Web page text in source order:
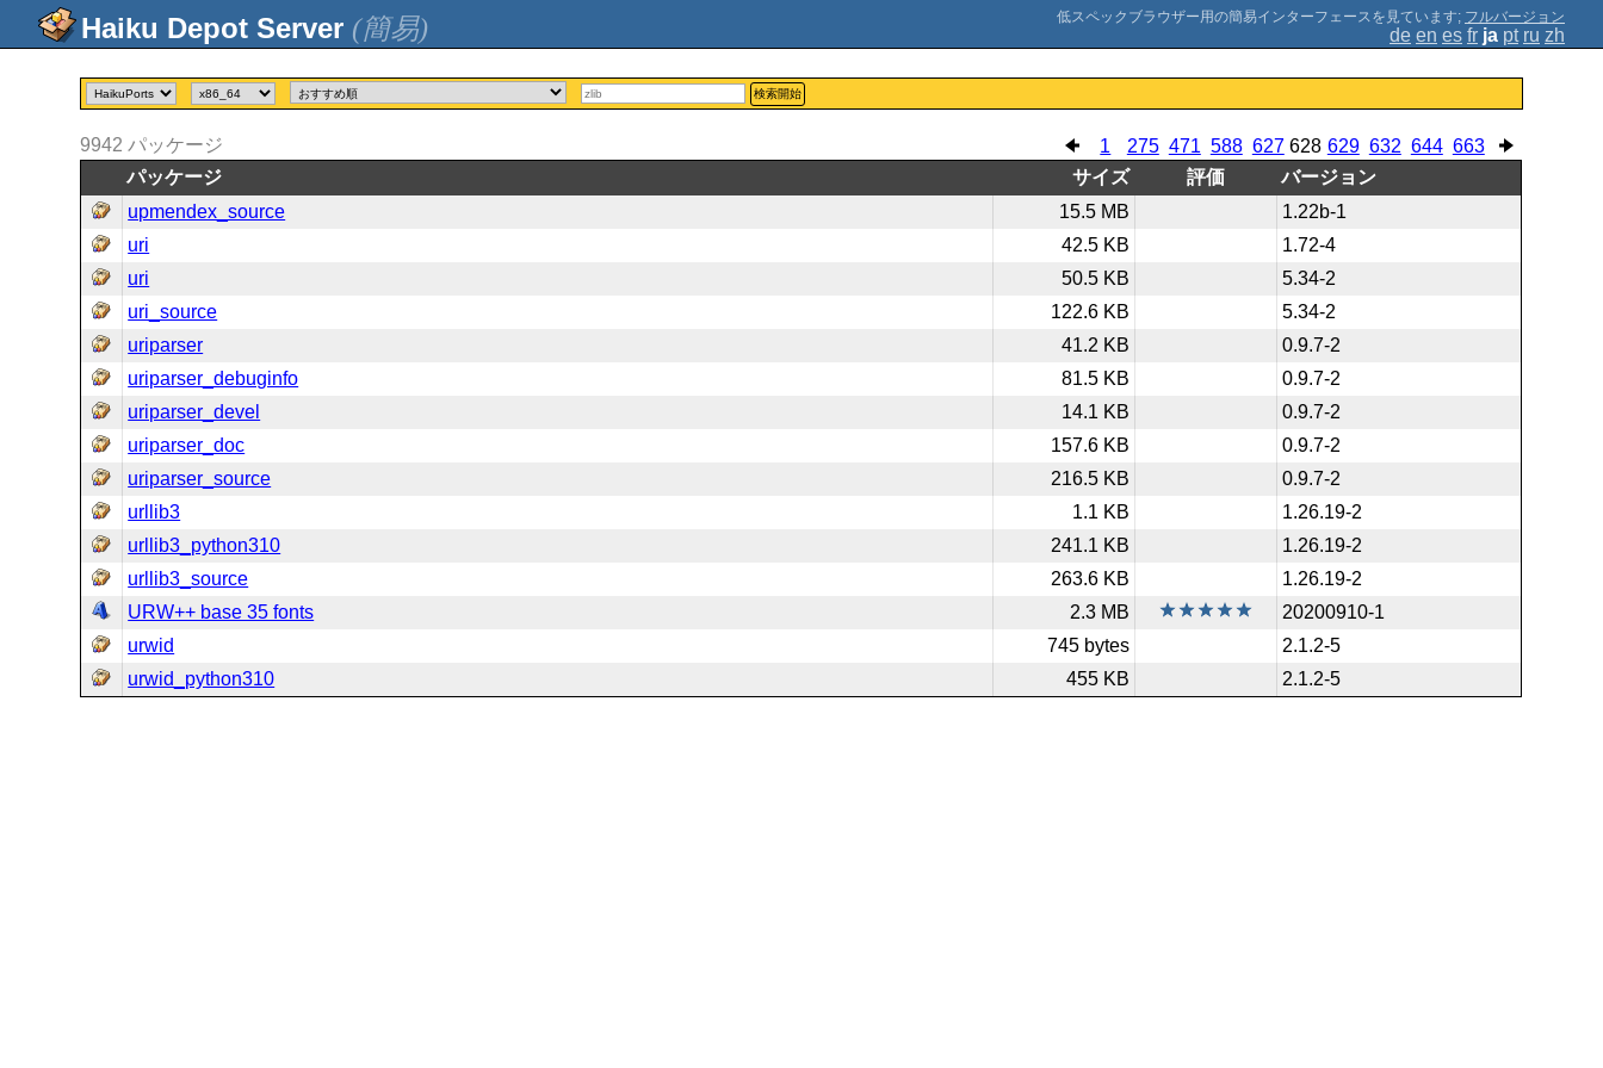
(簡易) ; フルバージョン
de en es fr ja pt ru zh
検索開始
1 275 471 588 627 628 629 632 644 663
9942 パッケージ
パッケージ
サイズ 評価
バージョン
upmendex_source
15.5 MB
1.22b-1
uri
42.5 KB
1.72-4
uri
50.5 KB
5.34-2
uri_source
122.6 KB
5.34-2
uriparser
41.2 KB
0.9.7-2
uriparser_debuginfo
81.5 KB
0.9.7-2
uriparser_devel
14.1 KB
0.9.7-2
uriparser_doc
157.6 KB
0.9.7-2
uriparser_source
216.5 KB
0.9.7-2
urllib3
1.1 KB
1.26.19-2
urllib3_python310
241.1 KB
1.26.19-2
urllib3_source
263.6 KB
1.26.19-2
URW++ base 35 fonts
2.3 MB
20200910-1
urwid
745 bytes
2.1.2-5
urwid_python310
455 KB 2.1.2-5